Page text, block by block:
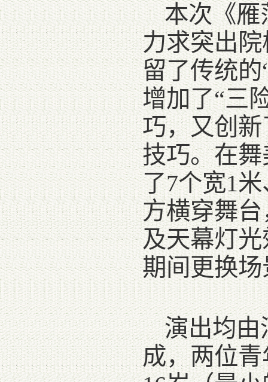
本次《雁
力求突出
留了传统的
增加了“三
巧，又创新
技巧。在
了7个宽1
方横穿舞
及天幕灯
期间更换
演出均由
成，两位